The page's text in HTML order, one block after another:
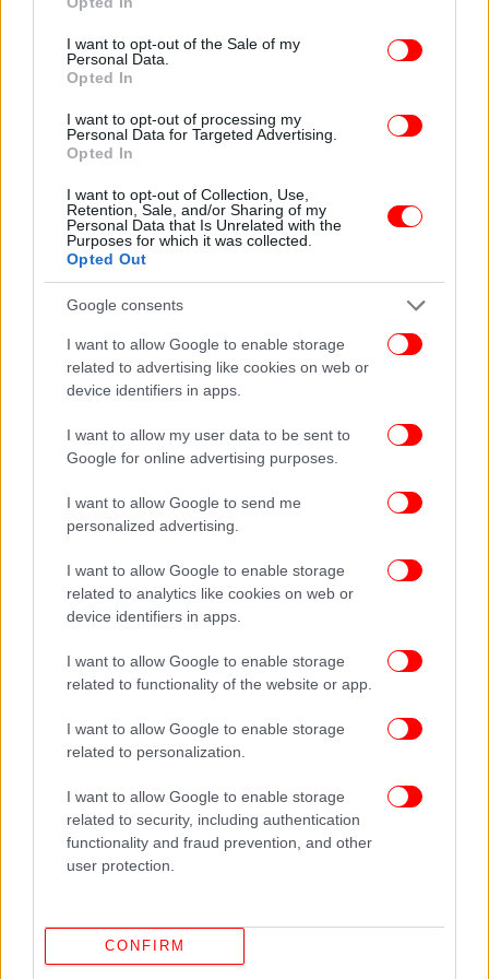
use your data for below specified purposes in below Google
consent section.
I want to opt-out of the Sale of my
Personal Data.
Opted In
I want to opt-out of processing my
Personal Data for Targeted Advertising.
Opted In
I want to opt-out of Collection, Use,
Retention, Sale, and/or Sharing of my
Personal Data that Is Unrelated with the
Purposes for which it was collected.
Opted Out
Google consents
I want to allow Google to enable storage
related to advertising like cookies on web or
device identifiers in apps.
I want to allow my user data to be sent to
Google for online advertising purposes.
I want to allow Google to send me
personalized advertising.
I want to allow Google to enable storage
related to analytics like cookies on web or
device identifiers in apps.
I want to allow Google to enable storage
related to functionality of the website or app.
I want to allow Google to enable storage
related to personalization.
I want to allow Google to enable storage
related to security, including authentication
functionality and fraud prevention, and other
user protection.
CONFIRM
ΠΕΡΙΣΣΟΤΕΡΑ ΒΙΝΤΕΟ
και μάθετε
πρώτοι όλες τις ειδήσεις
Δείτε όλες τις τελευταίες
Ειδήσεις
από την Ελλάδα και τον Κόσμο,
ΔΙΑΒΑΣΤΕ ΠΕΡΙΣΣΟΤΕΡΑ ΔΙΑΜΑΝΤΉΣ ΚΑΡΑΝΑΣΤΆΣΗΣ
ΚΩΝΣΤΑΝΤΟΠΟΎΛΟΥ
ΖΕΥΓΆΡΙ ΠΛΕΥΣΗ ΕΛΕΥΘΕΡΙΑΣ